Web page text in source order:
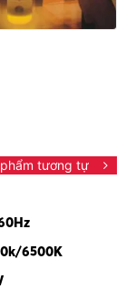
tương tự
6500K